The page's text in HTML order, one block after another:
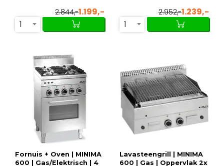
2.844,-1.199,-
1
2.952,-1.239,-
1
Fornuis + Oven | MINIMA
600 | Gas/Elektrisch | 4
Lavasteengrill | MINIMA
600 | Gas | Oppervlak 2x